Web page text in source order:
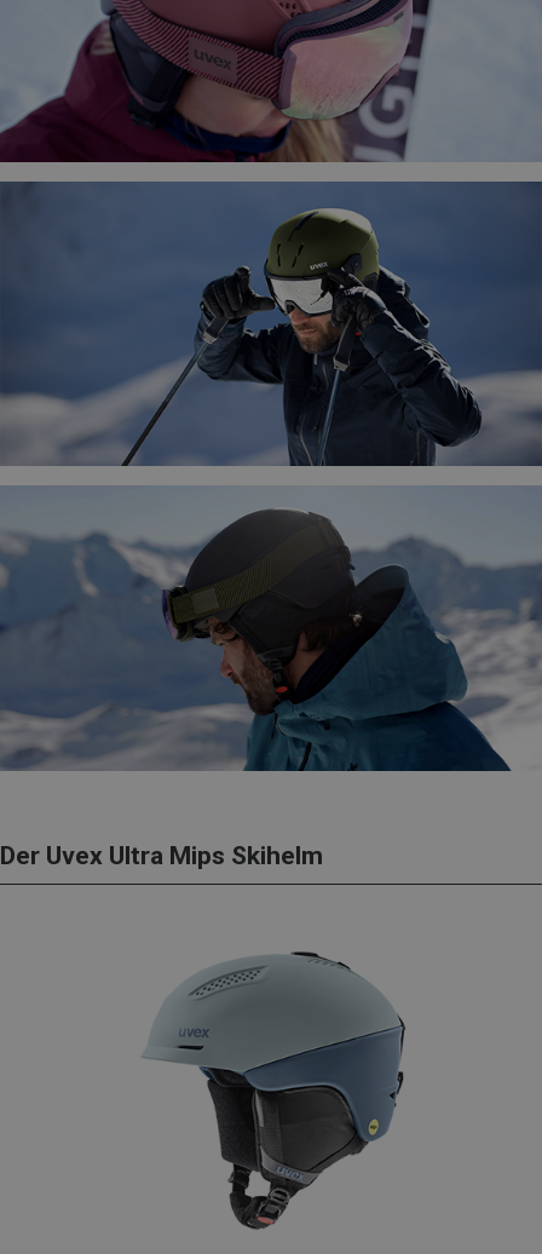
Der Uvex Ultra Mips Skihelm